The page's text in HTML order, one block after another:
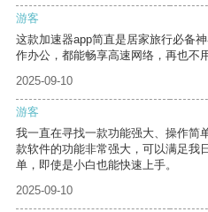
游客
这款加速器app简直是居家旅行必备
作办公，都能畅享高速网络，再也不
2025-09-10
游客
我一直在寻找一款功能强大、操作简
款软件的功能非常强大，可以满足我
单，即使是小白也能快速上手。
2025-09-10